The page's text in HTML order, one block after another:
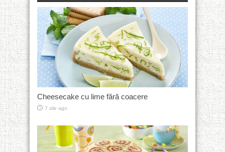
Cheesecake cu lime fără coacere
7 zile ago